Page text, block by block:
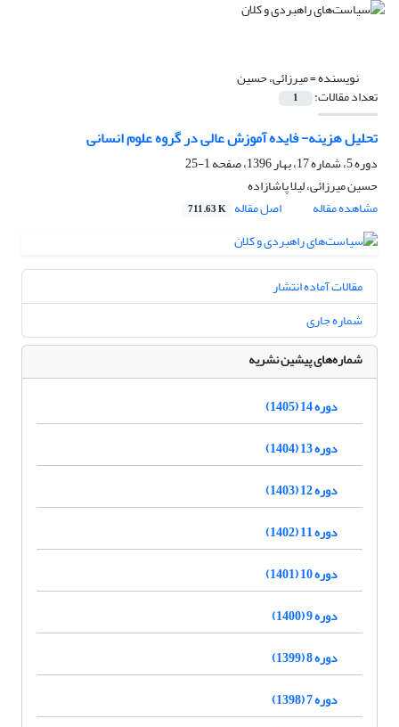
نویسنده =میرزائی، حسین
تعداد مقالات: 1
تحلیل هزینه- فایده آموزش عالی در گروه علوم انسانی
دوره 5، شماره 17، بهار 1396، صفحه
1-25
حسین میرزائی، لیلا پاشازاده
مشاهده مقاله
اصل مقاله 711.63 K
مقالات آماده انتشار
شماره جاری
شماره‌های پیشین نشریه
دوره 14 (1405)
دوره 13 (1404)
دوره 12 (1403)
دوره 11 (1402)
دوره 10 (1401)
دوره 9 (1400)
دوره 8 (1399)
دوره 7 (1398)